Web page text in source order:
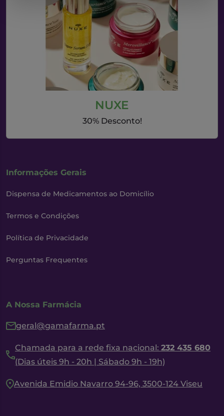
NUXE
30% Desconto!
Informações Gerais
Dispensa de Medicamentos ao Domicílio
Termos e Condições
Política de Privacidade
Perguntas Frequentes
A Nossa Farmácia
geral@gamafarma.pt
Chamada para a rede fixa nacional: 232 435 680
(Dias úteis 9h - 20h | Sábado 9h - 19h)
Avenida Emidio Navarro 94-96, 3500-124 Viseu